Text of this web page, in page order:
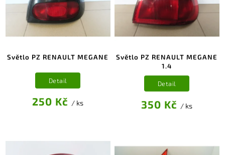
Světlo PZ RENAULT MEGANE
250 Kč / ks
Detail
Světlo PZ RENAULT MEGANE
1.4
350 Kč / ks
Detail